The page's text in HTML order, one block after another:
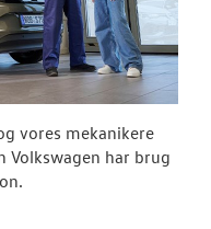
vores mekanikere
har brug